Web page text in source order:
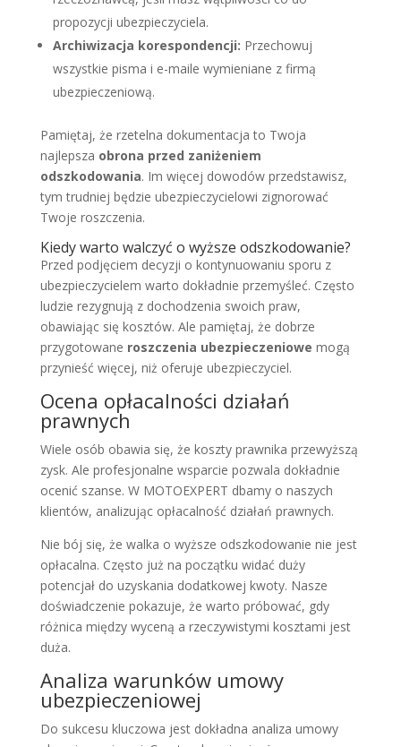
propozycji ubezpieczyciela.
Archiwizacja korespondencji: Przechowuj
wszystkie pisma i e-maile wymieniane z firmą
ubezpieczeniową.
Pamiętaj, że rzetelna dokumentacja to Twoja
najlepsza obrona przed zaniżeniem
odszkodowania. Im więcej dowodów przedstawisz,
tym trudniej będzie ubezpieczycielowi zignorować
Twoje roszczenia.
Kiedy warto walczyć o wyższe odszkodowanie?
Przed podjęciem decyzji o kontynuowaniu sporu z
ubezpieczycielem warto dokładnie przemyśleć. Często
ludzie rezygnują z dochodzenia swoich praw,
obawiając się kosztów. Ale pamiętaj, że dobrze
przygotowane roszczenia ubezpieczeniowe mogą
przynieść więcej, niż oferuje ubezpieczyciel.
Ocena opłacalności działań
prawnych
Wiele osób obawia się, że koszty prawnika przewyższą
zysk. Ale profesjonalne wsparcie pozwala dokładnie
ocenić szanse. W MOTOEXPERT dbamy o naszych
klientów, analizując opłacalność działań prawnych.
Nie bój się, że walka o wyższe odszkodowanie nie jest
opłacalna. Często już na początku widać duży
potencjał do uzyskania dodatkowej kwoty. Nasze
doświadczenie pokazuje, że warto próbować, gdy
różnica między wyceną a rzeczywistymi kosztami jest
duża.
Analiza warunków umowy
ubezpieczeniowej
Do sukcesu kluczowa jest dokładna analiza umowy